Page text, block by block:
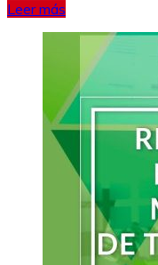
Leer más